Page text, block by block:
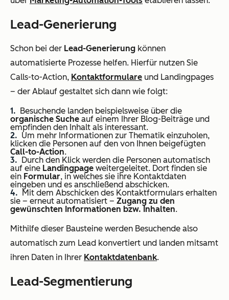
Lead-Generierung
Schon bei der Lead-Generierung können
automatisierte Prozesse helfen. Hierfür nutzen Sie
Calls-to-Action, Kontaktformulare und Landingpages
– der Ablauf gestaltet sich dann wie folgt:
Besuchende landen beispielsweise über die
organische Suche auf einem Ihrer Blog-Beiträge und
empfinden den Inhalt als interessant.
Um mehr Informationen zur Thematik einzuholen,
klicken die Personen auf den von Ihnen beigefügten
Call-to-Action.
Durch den Klick werden die Personen automatisch
auf eine Landingpage weitergeleitet. Dort finden sie
ein Formular, in welches sie ihre Kontaktdaten
eingeben und es anschließend abschicken.
Mit dem Abschicken des Kontaktformulars erhalten
sie – erneut automatisiert – Zugang zu den
gewünschten Informationen bzw. Inhalten.
Mithilfe dieser Bausteine werden Besuchende also
automatisch zum Lead konvertiert und landen mitsamt
ihren Daten in Ihrer Kontaktdatenbank.
Lead-Segmentierung